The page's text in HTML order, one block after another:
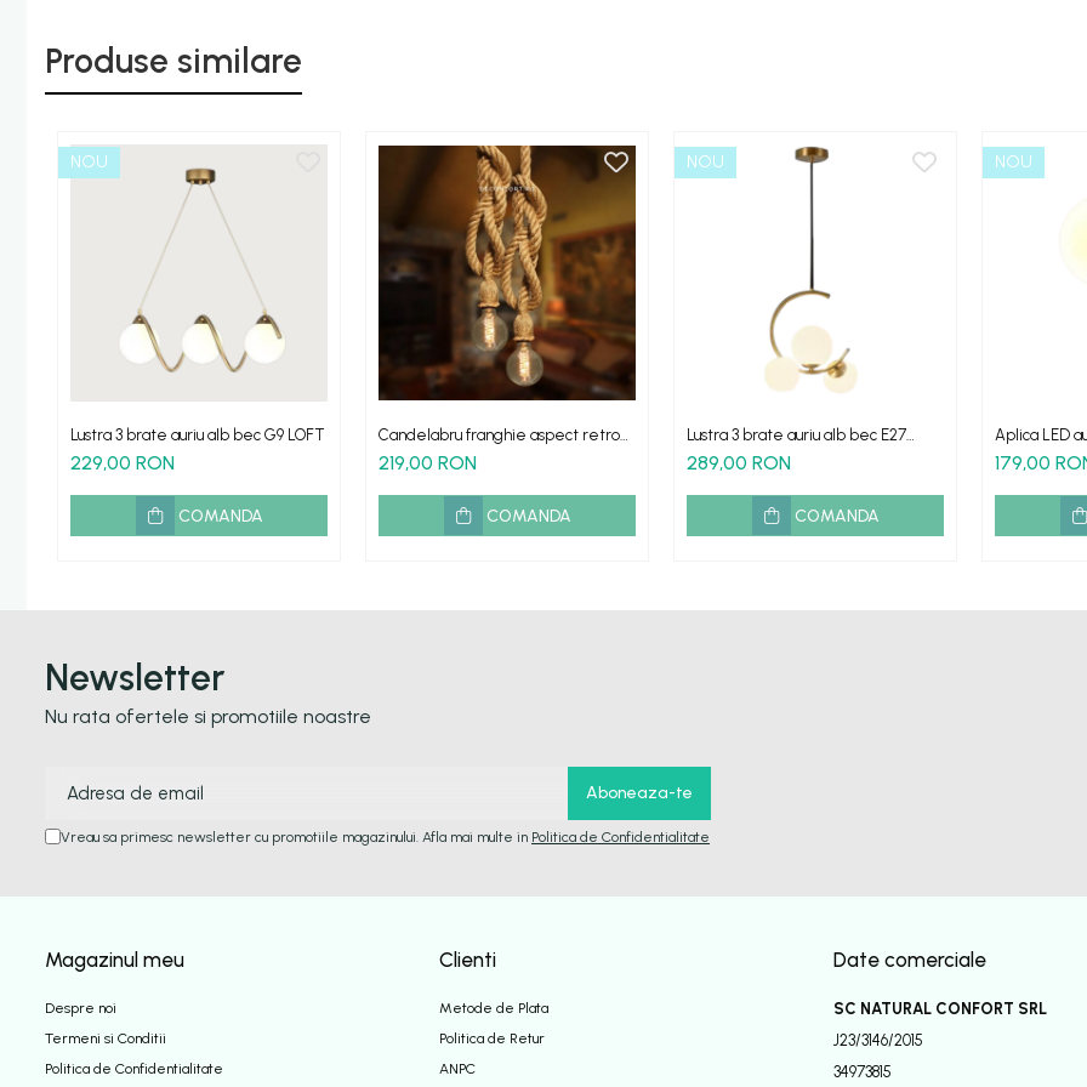
Produse similare
NOU
Lustra 3 brate auriu alb bec G9 LOFT
229,00 RON
COMANDA
Candelabru franghie aspect retro
doua brate dulie e27 fara bec
Edison ROPE
219,00 RON
COMANDA
NOU
Lustra 3 brate auriu alb bec E27
LOFT
289,00 RON
COMANDA
NOU
Aplica LED
179,00
Newsletter
Nu rata ofertele si promotiile noastre
Vreau sa primesc newsletter cu promotiile magazinului. Afla mai multe in Politica de Confidentialitate
Magazinul meu
Despre noi
Termeni si Conditii
Politica de Confidentialitate
Clienti
Metode de Plata
Politica de Retur
ANPC
Date comerciale
SC NATURAL CONFORT SRL
J23/3146/2015
34973815